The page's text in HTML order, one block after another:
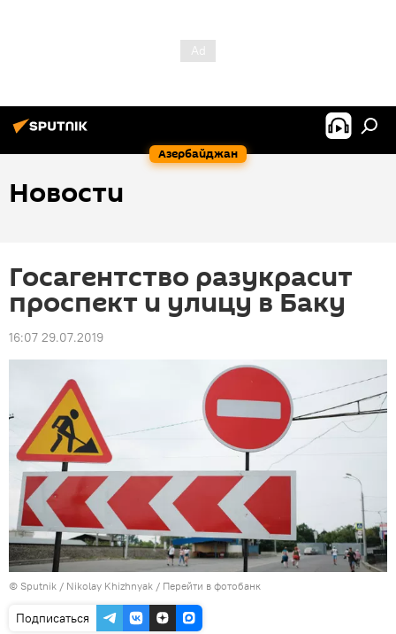
Азербайджан
Новости
Госагентство разукрасит
проспект и улицу в Баку
16:07 29.07.2019
© Sputnik / Nikolay Khizhnyak / Перейти в фотобанк
Подписаться